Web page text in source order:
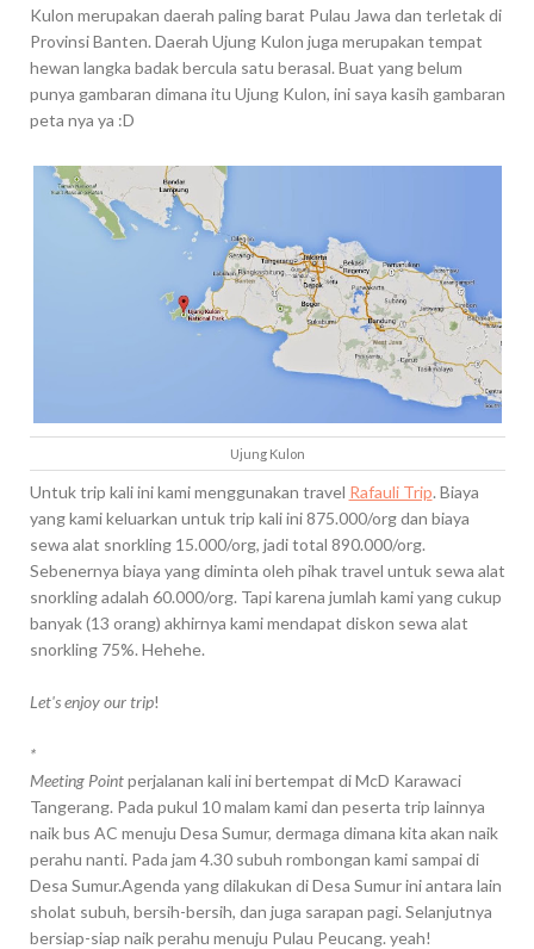
Kulon merupakan daerah paling barat Pulau Jawa dan terletak di
Provinsi Banten. Daerah Ujung Kulon juga merupakan tempat
hewan langka badak bercula satu berasal. Buat yang belum
punya gambaran dimana itu Ujung Kulon, ini saya kasih gambaran
peta nya ya :D
Ujung Kulon
Untuk trip kali ini kami menggunakan travel Rafauli Trip. Biaya
yang kami keluarkan untuk trip kali ini 875.000/org dan biaya
sewa alat snorkling 15.000/org, jadi total 890.000/org.
Sebenernya biaya yang diminta oleh pihak travel untuk sewa alat
snorkling adalah 60.000/org. Tapi karena jumlah kami yang cukup
banyak (13 orang) akhirnya kami mendapat diskon sewa alat
snorkling 75%. Hehehe.
Let's enjoy our trip!
*
Meeting Pointperjalanan kali ini bertempat di McD Karawaci
Tangerang. Pada pukul 10 malam kami dan peserta trip lainnya
naik bus AC menuju Desa Sumur, dermaga dimana kita akan naik
perahu nanti. Pada jam 4.30 subuh rombongan kami sampai di
Desa Sumur.Agenda yang dilakukan di Desa Sumur ini antara lain
sholat subuh, bersih-bersih, dan juga sarapan pagi. Selanjutnya
bersiap-siap naik perahu menuju Pulau Peucang. yeah!